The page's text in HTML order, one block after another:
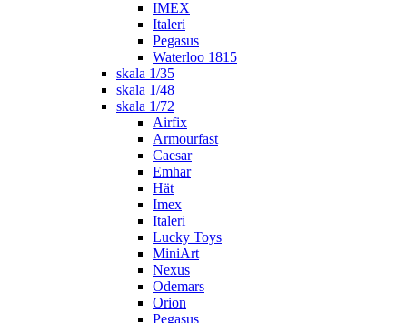
IMEX
Italeri
Pegasus
Waterloo 1815
skala 1/35
skala 1/48
skala 1/72
Airfix
Armourfast
Caesar
Emhar
Hät
Imex
Italeri
Lucky Toys
MiniArt
Nexus
Odemars
Orion
Pegasus